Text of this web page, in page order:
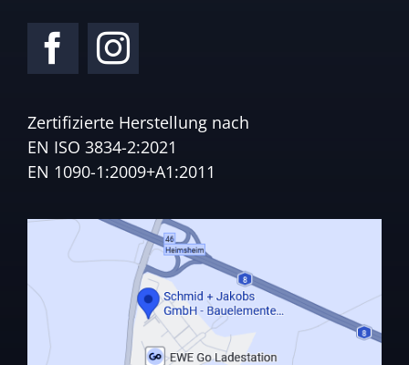
Zertifizierte Herstellung nach
EN ISO 3834-2:2021
EN 1090-1:2009+A1:2011